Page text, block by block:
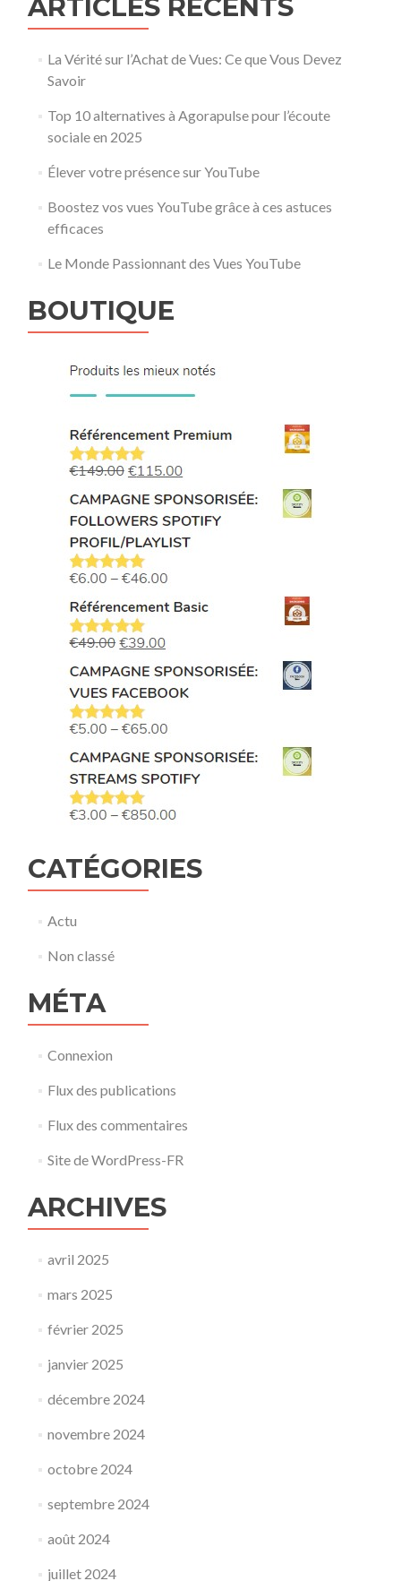
ARTICLES RÉCENTS
La Vérité sur l’Achat de Vues: Ce que Vous Devez
Savoir
Top 10 alternatives à Agorapulse pour l’écoute
sociale en 2025
Élever votre présence sur YouTube
Boostez vos vues YouTube grâce à ces astuces
efficaces
Le Monde Passionnant des Vues YouTube
BOUTIQUE
CATÉGORIES
Actu
Non classé
MÉTA
Connexion
Flux des publications
Flux des commentaires
Site de WordPress-FR
ARCHIVES
avril 2025
mars 2025
février 2025
janvier 2025
décembre 2024
novembre 2024
octobre 2024
septembre 2024
août 2024
juillet 2024